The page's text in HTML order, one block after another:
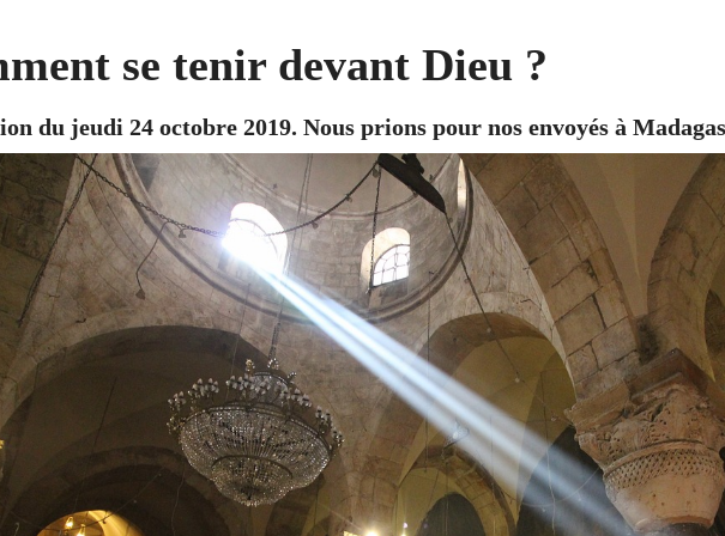
se tenir devant Dieu ?
du jeudi 24 octobre 2019. Nous prions pour nos envoyés à